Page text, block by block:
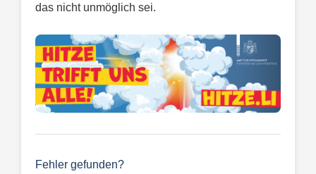
das nicht unmöglich sei.
Fehler gefunden?